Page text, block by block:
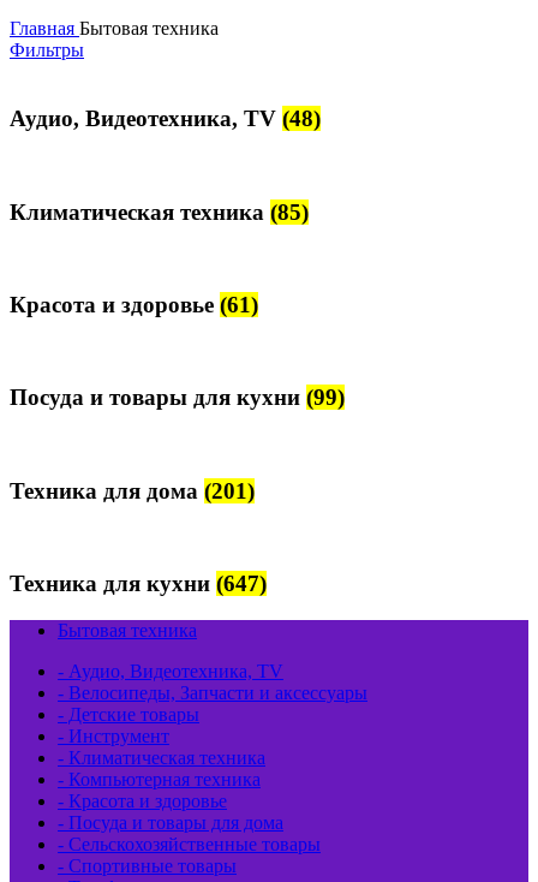
Главная Бытовая техника
Фильтры
Аудио, Видеотехника, TV (48)
Климатическая техника (85)
Красота и здоровье (61)
Посуда и товары для кухни (99)
Техника для дома (201)
Техника для кухни (647)
Бытовая техника
- Аудио, Видеотехника, TV
- Велосипеды, Запчасти и аксессуары
- Детские товары
- Инструмент
- Климатическая техника
- Компьютерная техника
- Красота и здоровье
- Посуда и товары для дома
- Сельскохозяйственные товары
- Спортивные товары